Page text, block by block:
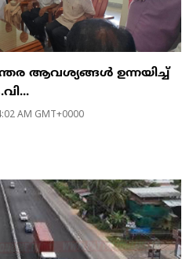
ആവശ്യങ്ങൾ ഉന്നയിച്ച്
AM GMT+0000